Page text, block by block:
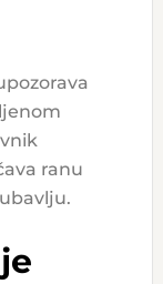
ranu